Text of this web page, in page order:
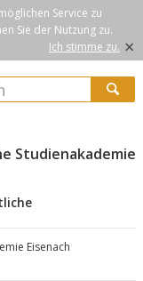
Service zu
Sie der Nutzung zu.
Ich stimme zu. ×
Studienakademie
Eisenach